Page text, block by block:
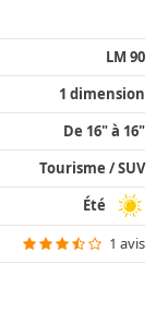
LM 90
1 dimension
De 16" à 16"
Tourisme / SUV
Été
1 avis